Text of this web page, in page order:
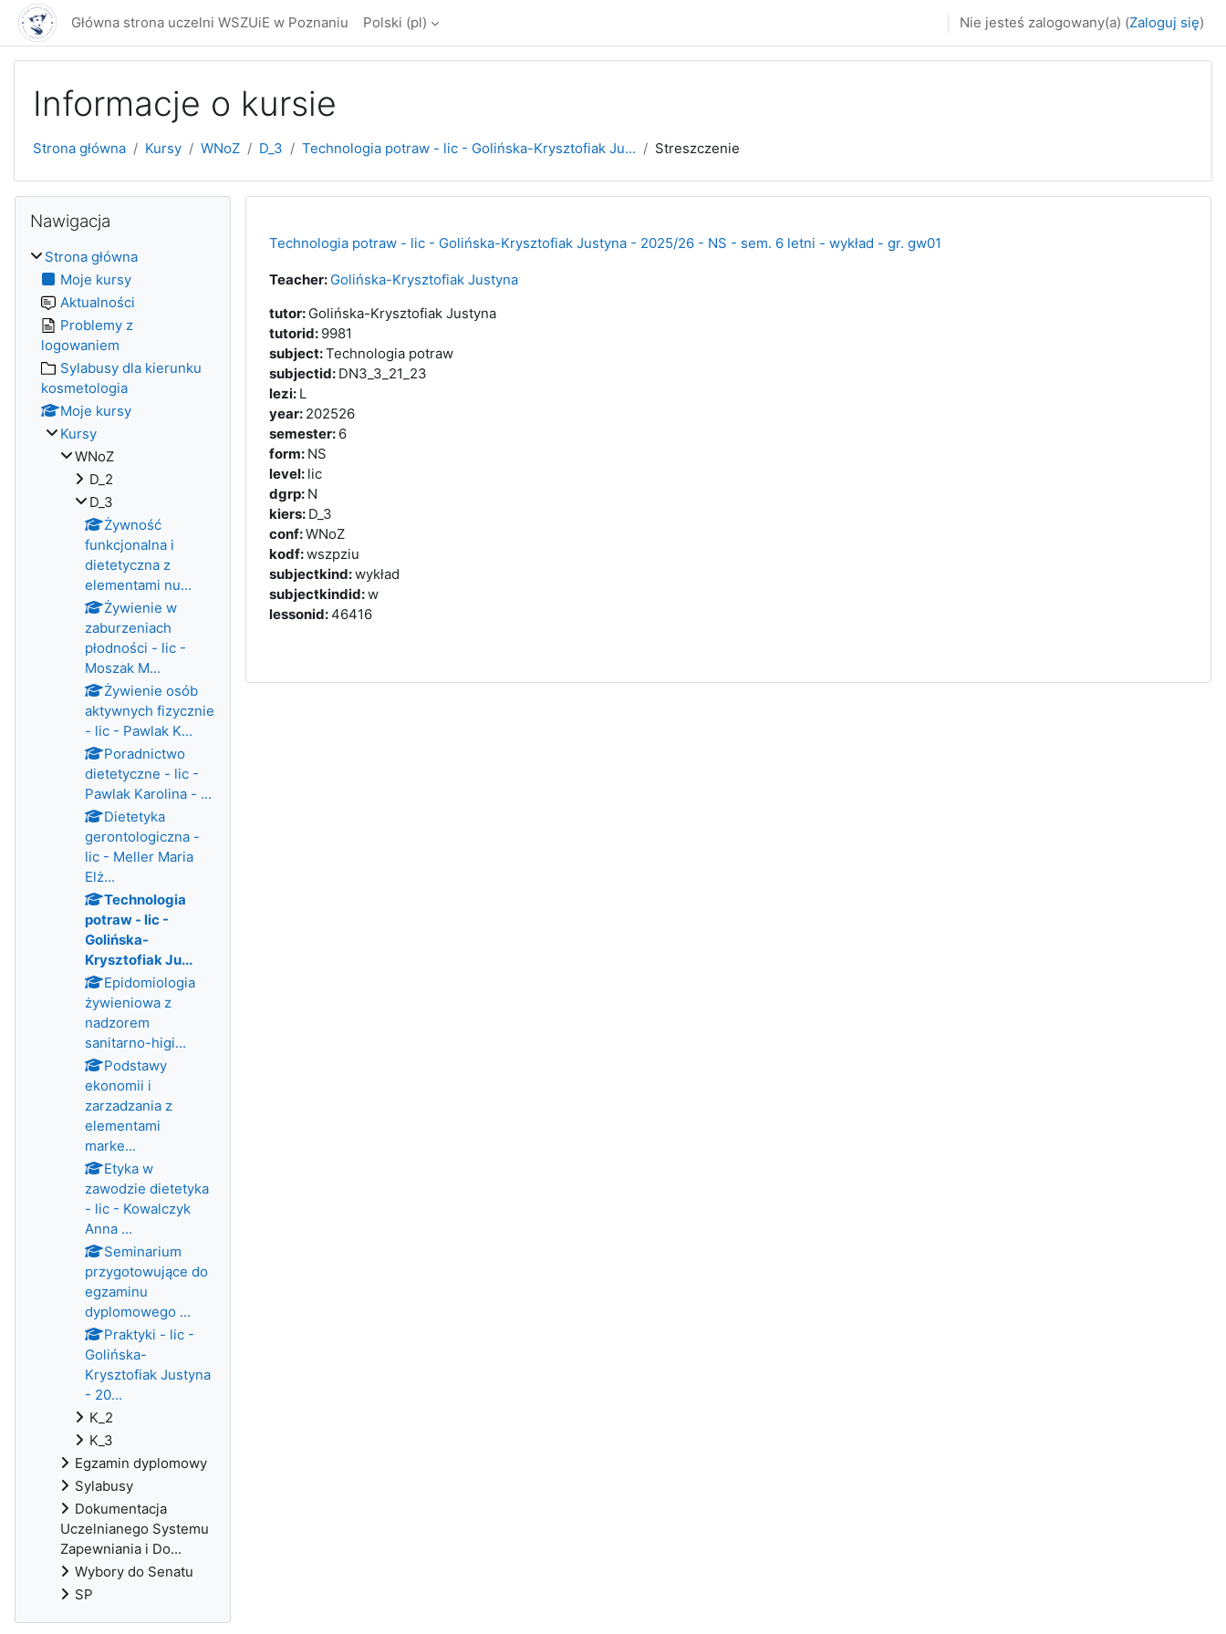
Przejdź do głównej zawartości
Główna strona uczelni WSZUiE w Poznaniu Polski ‎(pl)‎ Nie jesteś zalogowany(a) (Zaloguj się)
Informacje o kursie
Strona główna Kursy WNoZ D_3 Technologia potraw - lic - Golińska-Krysztofiak Ju... Streszczenie
Technologia potraw - lic - Golińska-Krysztofiak Justyna - 2025/26 - NS - sem. 6 letni - wykład - gr. gw01
Teacher: Golińska-Krysztofiak Justyna
tutor: Golińska-Krysztofiak Justyna
tutorid: 9981
subject:Technologia potraw
subjectid: DN3_3_21_23
lezi: L
year: 202526
semester: 6
form: NS
level: lic
dgrp: N
kiers: D_3
conf:WNoZ
kodf:wszpziu
subjectkind:wykład
subjectkindid:w
lessonid:46416
Bloki
Nawigacja
Strona główna
Moje kursy
Aktualności
Problemy z
logowaniem
Sylabusy dla kierunku
kosmetologia
Moje kursy
Kursy
WNoZ
D_2
D_3
Żywność
funkcjonalna i
dietetyczna z
elementami nu...
Żywienie w
zaburzeniach
płodności - lic -
Moszak M...
Żywienie osób
aktywnych fizycznie
- lic - Pawlak K...
Poradnictwo
dietetyczne - lic -
Pawlak Karolina - ...
Dietetyka
gerontologiczna -
lic - Meller Maria
Elż...
Technologia
potraw - lic -
Golińska-
Krysztofiak Ju...
Epidomiologia
żywieniowa z
nadzorem
sanitarno-higi...
Podstawy
ekonomii i
zarzadzania z
elementami
marke...
Etyka w
zawodzie dietetyka
- lic - Kowalczyk
Anna ...
Seminarium
przygotowujące do
egzaminu
dyplomowego ...
Praktyki - lic -
Golińska-
Krysztofiak Justyna
- 20...
K_2
K_3
Egzamin dyplomowy
Sylabusy
Dokumentacja
Uczelnianego Systemu
Zapewniania i Do...
Wybory do Senatu
SP